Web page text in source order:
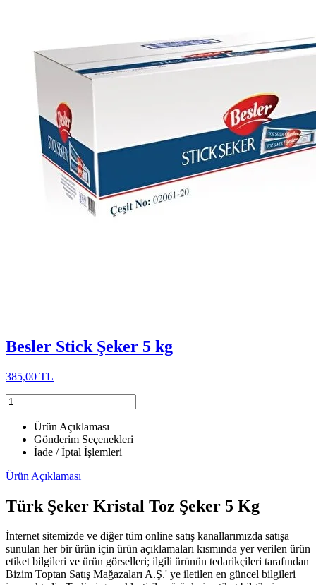
Besler Stick Şeker 5 kg
385,00 TL
Ürün Açıklaması
Gönderim Seçenekleri
İade / İptal İşlemleri
Ürün Açıklaması
Türk Şeker Kristal Toz Şeker 5 Kg
İnternet sitemizde ve diğer tüm online satış kanallarımızda satışa
sunulan her bir ürün için ürün açıklamaları kısmında yer verilen ürün
etiket bilgileri ve ürün görselleri; ilgili ürünün tedarikçileri tarafından
Bizim Toptan Satış Mağazaları A.Ş.' ye iletilen en güncel bilgileri